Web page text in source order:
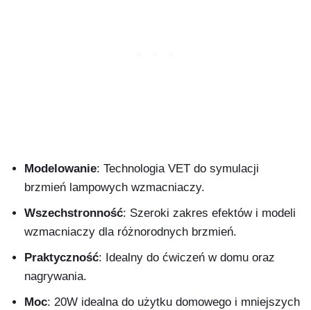
Modelowanie: Technologia VET do symulacji
brzmień lampowych wzmacniaczy.
Wszechstronność: Szeroki zakres efektów i modeli
wzmacniaczy dla różnorodnych brzmień.
Praktyczność: Idealny do ćwiczeń w domu oraz
nagrywania.
Moc: 20W idealna do użytku domowego i mniejszych